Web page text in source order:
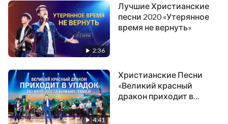
ждет один ответ от Бога:
Время и факты будут Его свидетельством,
что правдиво все, что Он сказал,
и человек придерживаться должен их.
2:36
Лучшие Христианские
песни 2020 «Утерянное
время не вернуть»
4:41
Христианские Песни
«Великий красный
дракон приходит в